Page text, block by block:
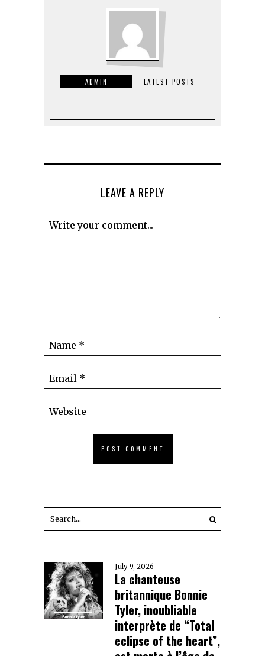
ADMIN LATEST POSTS
LEAVE A REPLY
July 9, 2026
La chanteuse
britannique Bonnie
Tyler, inoubliable
interprète de “Total
eclipse of the heart”,